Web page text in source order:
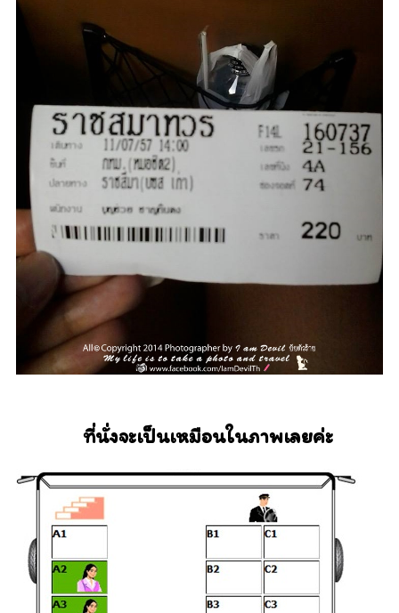
ที่นั่งจะเป็นเหมือนในภาพเลยค่ะ